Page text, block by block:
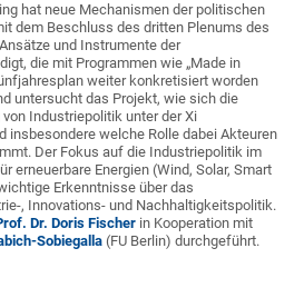
hat neue Mechanismen der politischen
dem Beschluss des dritten Plenums des
und Instrumente der
die mit Programmen wie „Made in
weiter konkretisiert worden
untersucht das Projekt, wie sich die
Industriepolitik unter der Xi
insbesondere welche Rolle dabei Akteuren
Der Fokus auf die Industriepolitik im
erneuerbare Energien (Wind, Solar, Smart
Erkenntnisse über das
, Innovations- und Nachhaltigkeitspolitik.
Dr. Doris Fischer in Kooperation mit
Sobiegalla (FU Berlin) durchgeführt.